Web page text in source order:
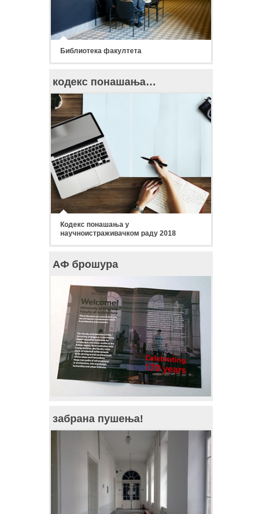
Библиотека факултета
кодекс понашања…
Кодекс понашања у
научноистраживачком раду 2018
АФ брошура
забрана пушења!